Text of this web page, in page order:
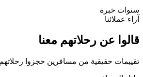
سنوات خبرة
آراء عملائنا
قالوا عن رحلاتهم معنا
تقييمات حقيقية من مسافرين حجزوا